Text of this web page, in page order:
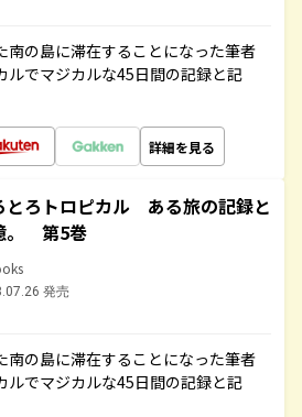
南の島に滞在することになった筆者
ルでマジカルな45日間の記録と記
詳細を見る
とろトロピカル ある旅の記録と
。 第5巻
発売
南の島に滞在することになった筆者
ルでマジカルな45日間の記録と記